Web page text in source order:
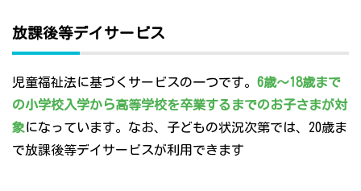
放課後等デイサービス
児童福祉法に基づくサービスの一つです。 6歳～18歳まで
の小学校入学から高等学校を卒業するまでのお子さまが対
象になっています。なお、子どもの状況次第では、20歳ま
で放課後等デイサービスが利用できます